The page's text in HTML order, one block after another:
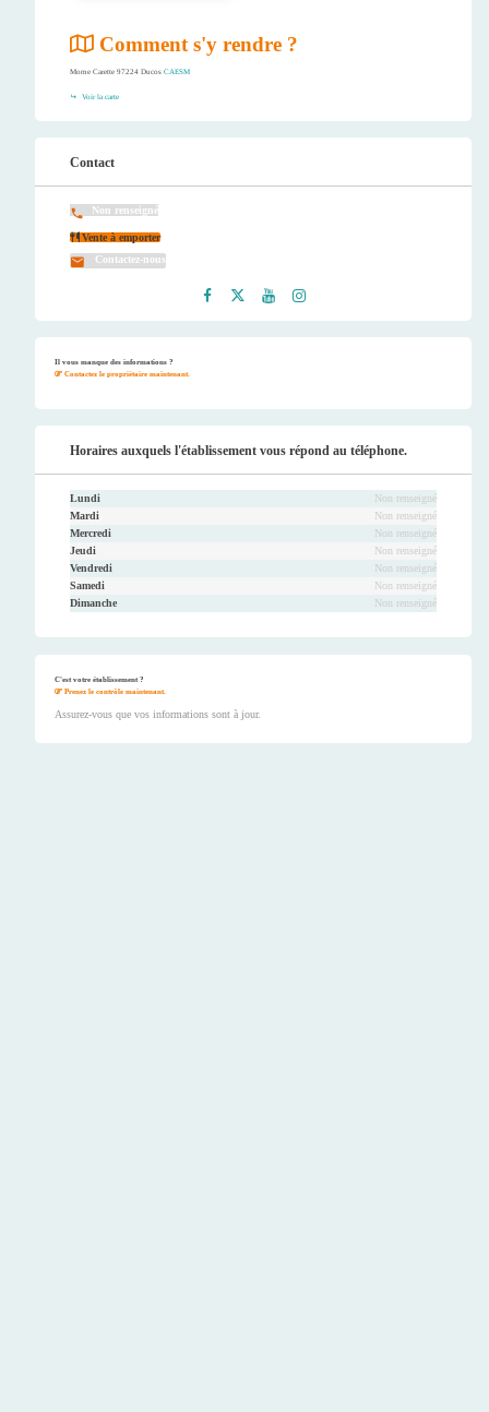
Comment s'y rendre ?
Morne Carette 97224 Ducos CAESM
Voir la carte
Contact
Non renseigné
Vente à emporter
Contactez-nous
Il vous manque des informations ?
Contactez le propriétaire maintenant.
Horaires auxquels l'établissement vous répond au téléphone.
Lundi
Non renseigné
Mardi
Non renseigné
Mercredi
Non renseigné
Jeudi
Non renseigné
Vendredi
Non renseigné
Samedi
Non renseigné
Dimanche
Non renseigné
C'est votre établissement ?
Prenez le contrôle maintenant.
Assurez-vous que vos informations sont à jour.